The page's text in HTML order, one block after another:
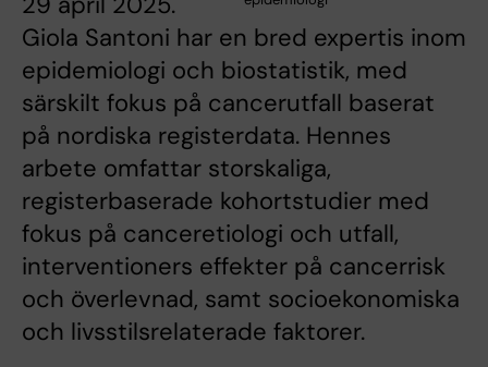
Giola Santoni har en bred expertis inom
epidemiologi och biostatistik, med
särskilt fokus på cancerutfall baserat
på nordiska registerdata. Hennes
arbete omfattar storskaliga,
registerbaserade kohortstudier med
fokus på canceretiologi och utfall,
interventioners effekter på cancerrisk
och överlevnad, samt socioekonomiska
och livsstilsrelaterade faktorer.